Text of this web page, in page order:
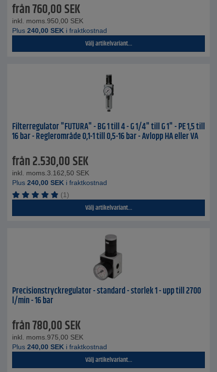
från760,00SEK
inkl. moms. 950,00 SEK
Plus 240,00 SEK i fraktkostnad
Välj artikelvariant...
Filterregulator "FUTURA" - BG 1 till 4 - G 1/4" till G 1" - PE 1,5 till
16 bar - Reglerområde 0,1-1 till 0,5-16 bar - Avlopp HA eller VA
från2.530,00SEK
inkl. moms. 3.162,50 SEK
Plus 240,00 SEK i fraktkostnad
(1)
Välj artikelvariant...
Precisionstryckregulator - standard - storlek 1 - upp till 2700
l/min - 16 bar
från780,00SEK
inkl. moms. 975,00 SEK
Plus 240,00 SEK i fraktkostnad
Välj artikelvariant...